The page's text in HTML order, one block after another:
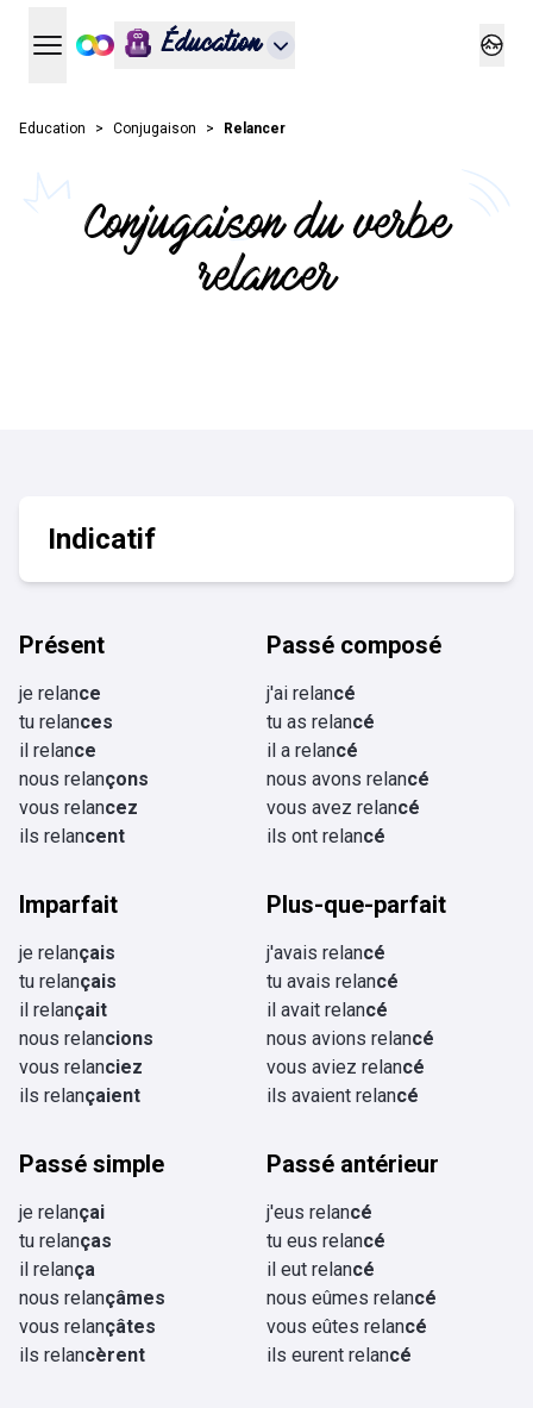
Ouvrir le menu principal
Éducation
Education Conjugaison Relancer
Conjugaison du verbe
relancer
Indicatif
Présent
je relance
tu relances
il relance
nous relançons
vous relancez
ils relancent
Passé composé
j'ai relancé
tu as relancé
il a relancé
nous avons relancé
vous avez relancé
ils ont relancé
Imparfait
je relançais
tu relançais
il relançait
nous relancions
vous relanciez
ils relançaient
Plus-que-parfait
j'avais relancé
tu avais relancé
il avait relancé
nous avions relancé
vous aviez relancé
ils avaient relancé
Passé simple
je relançai
tu relanças
il relança
nous relançâmes
vous relançâtes
ils relancèrent
Passé antérieur
j'eus relancé
tu eus relancé
il eut relancé
nous eûmes relancé
vous eûtes relancé
ils eurent relancé